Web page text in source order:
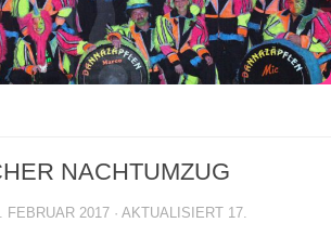
NACHTUMZUG
FEBRUAR 2017 · AKTUALISIERT 17.